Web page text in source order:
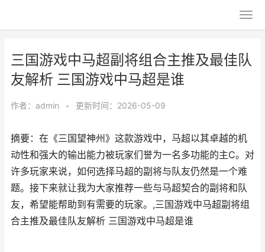
三国游戏中马超副将组合主推及最佳队
友解析 三国游戏中马超是谁
作者： admin • 更新时间：2026-05-09
摘要：在《三国望神州》这款游戏中，马超以其卓越的机
动性和强大的输出能力被玩家们誉为一名多功能的主C。对
许多玩家来说，如何选择马超的副将与队友仍然是一个难
题。接下来就让我为大家推荐一些与马超契合的副将和队
友，希望能帮助到有需要的玩家。,三国游戏中马超副将组
合主推及最佳队友解析 三国游戏中马超是谁